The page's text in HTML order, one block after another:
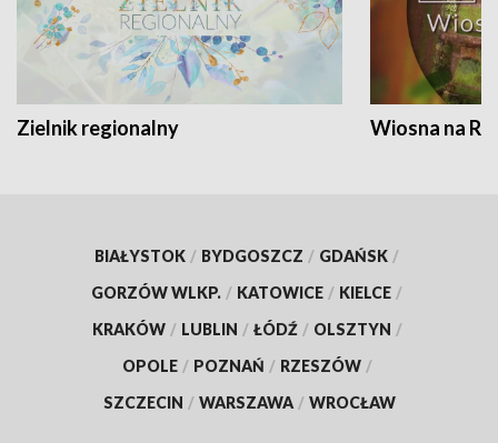
Zielnik regionalny Wiosna na
BIAŁYSTOK / BYDGOSZCZ / GDAŃSK /
GORZÓW WLKP. / KATOWICE / KIELCE /
KRAKÓW / LUBLIN / ŁÓDŹ / OLSZTYN /
OPOLE / POZNAŃ / RZESZÓW /
SZCZECIN / WARSZAWA / WROCŁAW